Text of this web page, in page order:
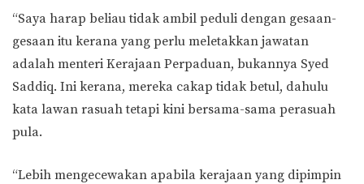
“Saya harap beliau tidak ambil peduli dengan gesaan-
gesaan itu kerana yang perlu meletakkan jawatan
adalah menteri Kerajaan Perpaduan, bukannya Syed
Saddiq. Ini kerana, mereka cakap tidak betul, dahulu
kata lawan rasuah tetapi kini bersama-sama perasuah
pula.
“Lebih mengecewakan apabila kerajaan yang dipimpin